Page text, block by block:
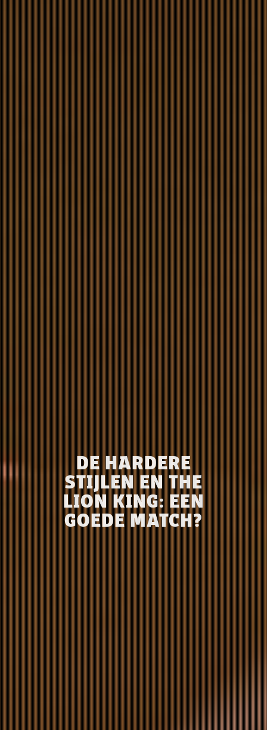
DE HARDERE
STIJLEN EN THE
LION KING: EEN
GOEDE MATCH?